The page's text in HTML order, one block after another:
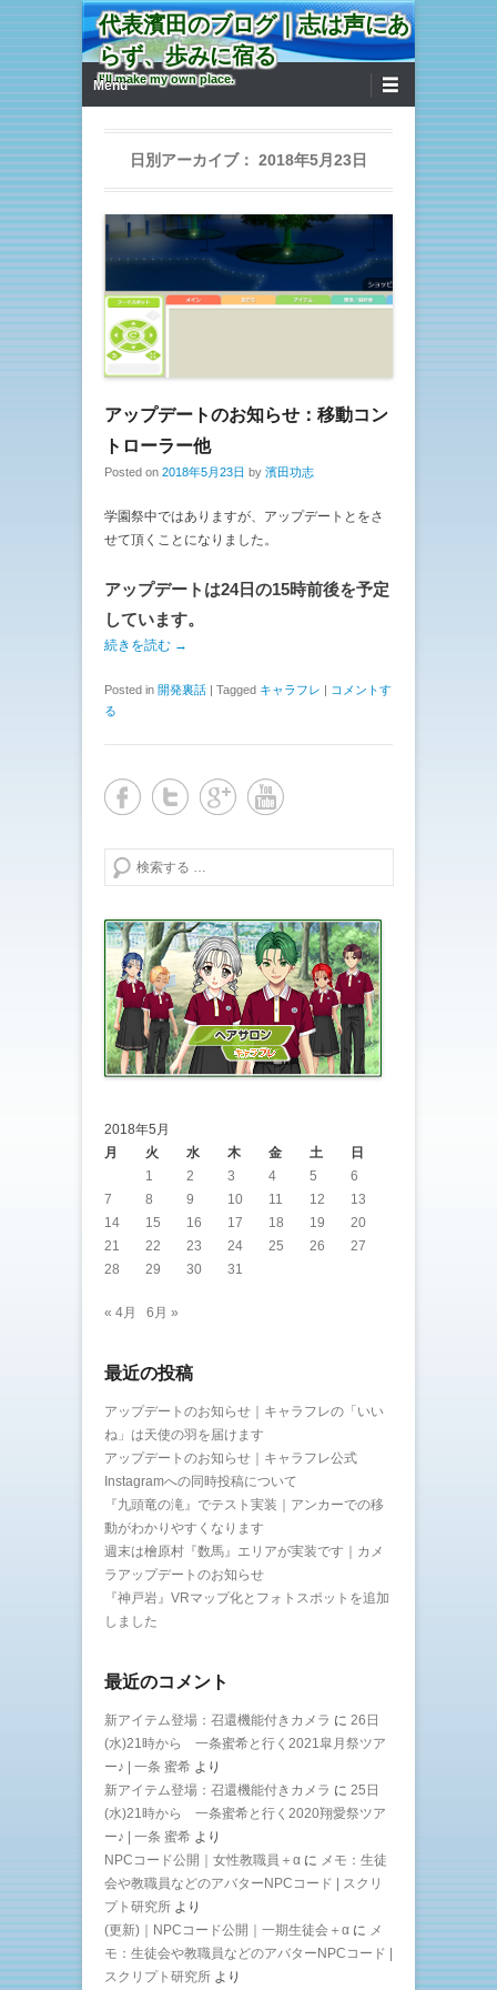
代表濱田のブログ｜志は声にあ
らず、歩みに宿る
I'll make my own place.
第1メニュー
コンテンツへ移動
Menu
日別アーカイブ： 2018年5月23日
アップデートのお知らせ：移動コン
トローラー他
Posted on 2018年5月23日 by 濱田功志
学園祭中ではありますが、アップデートとをさ
せて頂くことになりました。
アップデートは24日の15時前後を予定
しています。
続きを読む →
Posted in 開発裏話 | Tagged キャラフレ | コメントす
る
検索する
2018年5月
月
火 水 木 金 土
日
1
2 3 4 5
6
7
8 9 10 11 12
13
14
15 16 17 18 19
20
21
22 23 24 25 26
27
28
29 30 31
« 4月 6月 »
最近の投稿
アップデートのお知らせ｜キャラフレの「いい
ね」は天使の羽を届けます
アップデートのお知らせ｜キャラフレ公式
Instagramへの同時投稿について
『九頭竜の滝』でテスト実装｜アンカーでの移
動がわかりやすくなります
週末は檜原村『数馬』エリアが実装です｜カメ
ラアップデートのお知らせ
『神戸岩』VRマップ化とフォトスポットを追加
しました
最近のコメント
新アイテム登場：召還機能付きカメラ に 26日
(水)21時から 一条蜜希と行く2021皐月祭ツア
ー♪ | 一条 蜜希 より
新アイテム登場：召還機能付きカメラ に 25日
(水)21時から 一条蜜希と行く2020翔愛祭ツア
ー♪ | 一条 蜜希 より
NPCコード公開｜女性教職員＋α に メモ：生徒
会や教職員などのアバターNPCコード | スクリ
プト研究所 より
(更新)｜NPCコード公開｜一期生徒会＋α に メ
モ：生徒会や教職員などのアバターNPCコード |
スクリプト研究所 より